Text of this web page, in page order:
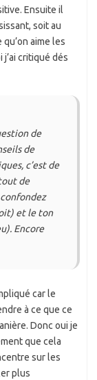
Ensuite il
soit au
aime les
critiqué dés
de
de
c’est de
de
confondez
et le ton
Encore
car le
à ce que ce
Donc oui je
que cela
sur les
plus